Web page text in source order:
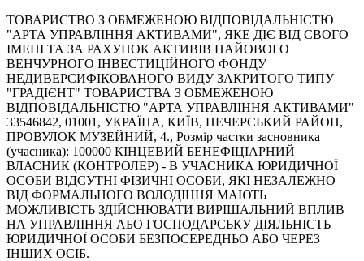
ТОВАРИСТВО З ОБМЕЖЕНОЮ ВІДПОВІДАЛЬНІСТЮ
"АРТА УПРАВЛІННЯ АКТИВАМИ", ЯКЕ ДІЄ ВІД СВОГО
ІМЕНІ ТА ЗА РАХУНОК АКТИВІВ ПАЙОВОГО
ВЕНЧУРНОГО ІНВЕСТИЦІЙНОГО ФОНДУ
НЕДИВЕРСИФІКОВАНОГО ВИДУ ЗАКРИТОГО ТИПУ
"ГРАДІЄНТ" ТОВАРИСТВА З ОБМЕЖЕНОЮ
ВІДПОВІДАЛЬНІСТЮ "АРТА УПРАВЛІННЯ АКТИВАМИ"
33546842, 01001, УКРАЇНА, КИЇВ, ПЕЧЕРСЬКИЙ РАЙОН,
ПРОВУЛОК МУЗЕЙНИЙ, 4., Розмір частки засновника
(учасника): 100000 КІНЦЕВИЙ БЕНЕФІЦІАРНИЙ
ВЛАСНИК (КОНТРОЛЕР) - В УЧАСНИКА ЮРИДИЧНОЇ
ОСОБИ ВІДСУТНІ ФІЗИЧНІ ОСОБИ, ЯКІ НЕЗАЛЕЖНО
ВІД ФОРМАЛЬНОГО ВОЛОДІННЯ МАЮТЬ
МОЖЛИВІСТЬ ЗДІЙСНЮВАТИ ВИРІШАЛЬНИЙ ВПЛИВ
НА УПРАВЛІННЯ АБО ГОСПОДАРСЬКУ ДІЯЛЬНІСТЬ
ЮРИДИЧНОЇ ОСОБИ БЕЗПОСЕРЕДНЬО АБО ЧЕРЕЗ
ІНШИХ ОСІБ.